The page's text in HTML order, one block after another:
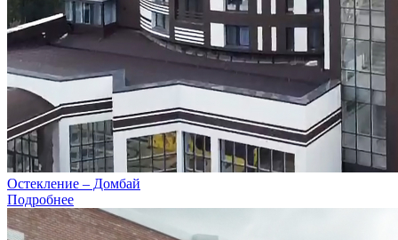
Остекление – Домбай
Подробнее